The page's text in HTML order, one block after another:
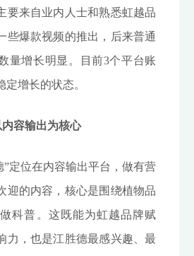
要来自业内人士和熟悉虹越品
些爆款视频的推出，后来普通
量增长明显。目前3个平台账
增长的状态。
内容输出为核心
”定位在内容输出平台，做有营
迎的内容，核心是围绕植物品
科普。这既能为虹越品牌赋
力，也是江胜德最感兴趣、最